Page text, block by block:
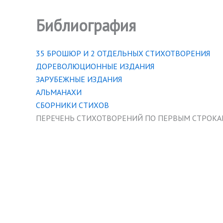
Библиография
35 БРОШЮР И 2 ОТДЕЛЬНЫХ СТИХОТВОРЕНИЯ
ДОРЕВОЛЮЦИОННЫЕ ИЗДАНИЯ
ЗАРУБЕЖНЫЕ ИЗДАНИЯ
АЛЬМАНАХИ
СБОРНИКИ СТИХОВ
ПЕРЕЧЕНЬ СТИХОТВОРЕНИЙ ПО ПЕРВЫМ